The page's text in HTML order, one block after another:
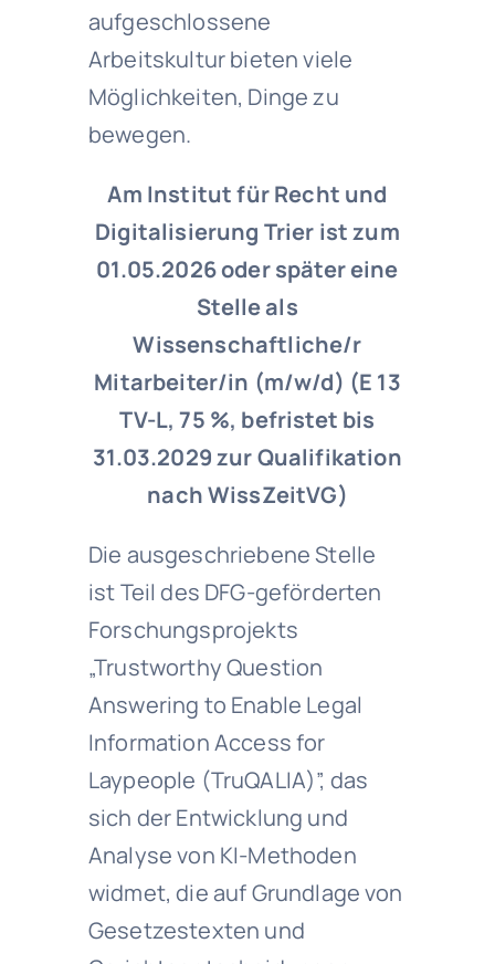
aufgeschlossene
Arbeitskultur bieten viele
Möglichkeiten, Dinge zu
bewegen.
Am Institut für Recht und
Digitalisierung Trier ist zum
01.05.2026 oder später eine
Stelle als
Wissenschaftliche/r
Mitarbeiter/in (m/w/d) (E 13
TV-L, 75 %, befristet bis
31.03.2029 zur Qualifikation
nach WissZeitVG)
Die ausgeschriebene Stelle
ist Teil des DFG-geförderten
Forschungsprojekts
„Trustworthy Question
Answering to Enable Legal
Information Access for
Laypeople (TruQALIA)”, das
sich der Entwicklung und
Analyse von KI-Methoden
widmet, die auf Grundlage von
Gesetzestexten und